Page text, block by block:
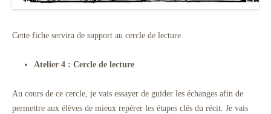
Cette fiche servira de support au cercle de lecture.
Atelier 4 : Cercle de lecture
Au cours de ce cercle, je vais essayer de guider les échanges afin de
permettre aux élèves de mieux repérer les étapes clés du récit. Je vais